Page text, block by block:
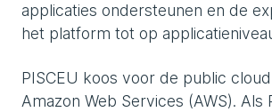
applicaties ondersteunen en de
het platform tot op
PISCEU koos voor de public
Amazon Web Services (AWS). Als